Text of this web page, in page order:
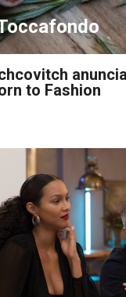
para o conteúdo
to Fashion